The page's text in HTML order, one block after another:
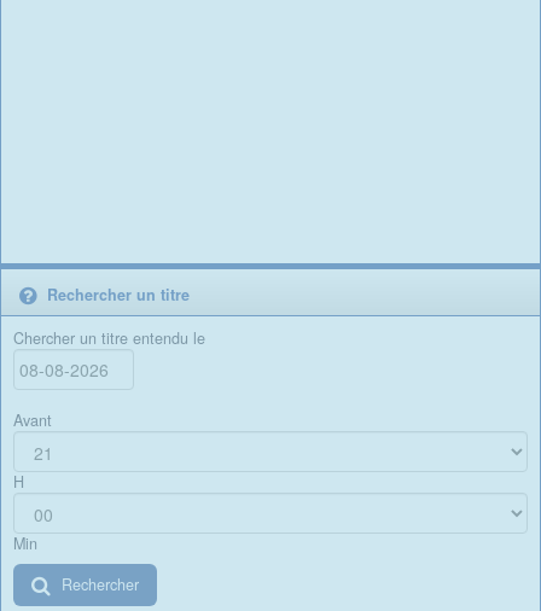
Rechercher un titre
Chercher un titre entendu le
Avant
H
Min
Rechercher